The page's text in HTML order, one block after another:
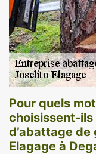
Pour quels
choisissent-ils
d’abattage
Elagage à